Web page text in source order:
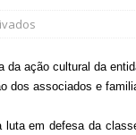
8 pela derrubada do
Nacional de
da ação cultural da
dos associados e
em defesa da